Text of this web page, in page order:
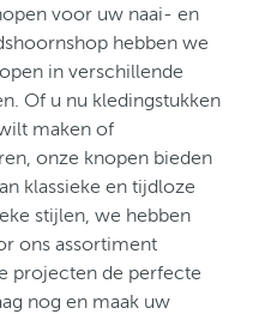
voor uw naai- en
hebben we
in verschillende
Of u nu kledingstukken
maken of
onze knopen bieden
klassieke en tijdloze
stijlen, we hebben
ons assortiment
projecten de perfecte
nog en maak uw